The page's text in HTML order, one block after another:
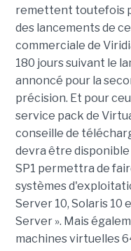
remettent toutefois
des lancements de
commerciale de
180 jours suivant le
annoncé pour la
précision. Et pour
service pack de
conseille de
devra être disponible
SP1 permettra de
systèmes
Server 10, Solaris 10
Server ». Mais
machines virtuelles